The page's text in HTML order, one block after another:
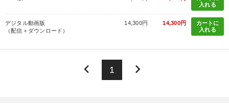
入れる
デジタル動画版
（配信＋ダウンロード）
14,300円 14,300円
カートに
入れる
keyboard_arrow_left 1 keyboard_arrow_right